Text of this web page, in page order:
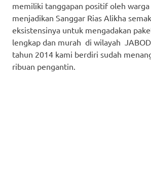
memiliki tanggapan positif oleh warga
menjadikan Sanggar Rias Alikha
eksistensinya untuk mengadakan
lengkap dan murah di wilayah
tahun 2014 kami berdiri sudah
ribuan pengantin.